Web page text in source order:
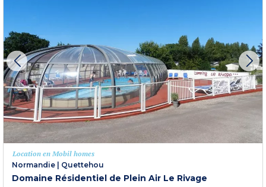
Location en Mobil homes
Normandie
Quettehou
Domaine Résidentiel de Plein Air Le Rivage